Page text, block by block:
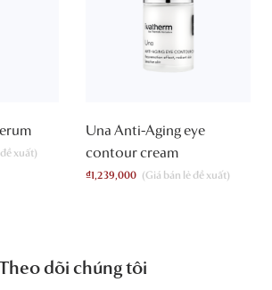
Una Anti-Aging eye
contour cream
₫1,239,000
dõi chúng tôi